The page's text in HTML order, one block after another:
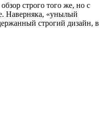
строго того же, но с
Наверняка, «унылый
строгий дизайн, в